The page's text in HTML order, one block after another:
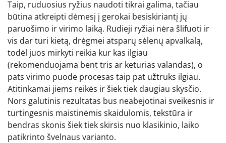
Taip, ruduosius ryžius naudoti tikrai galima, tačiau
būtina atkreipti dėmesį į gerokai besiskiriantį jų
paruošimo ir virimo laiką. Rudieji ryžiai nėra šlifuoti ir
vis dar turi kietą, drėgmei atsparų sėlenų apvalkalą,
todėl juos mirkyti reikia kur kas ilgiau
(rekomenduojama bent tris ar keturias valandas), o
pats virimo puode procesas taip pat užtruks ilgiau.
Atitinkamai jiems reikės ir šiek tiek daugiau skysčio.
Nors galutinis rezultatas bus neabejotinai sveikesnis ir
turtingesnis maistinėmis skaidulomis, tekstūra ir
bendras skonis šiek tiek skirsis nuo klasikinio, laiko
patikrinto švelnaus varianto.